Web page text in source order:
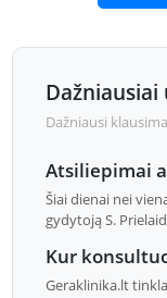
Dažniausi
Atsiliepimai
Šiai dienai nei
gydytoją S.
Kur
Geraklinika.lt